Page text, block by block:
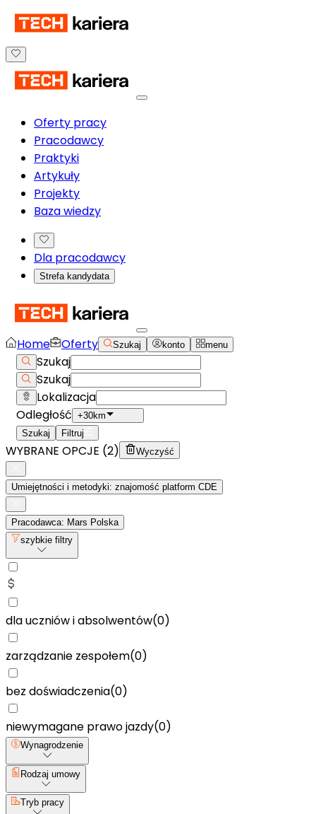
Oferty pracy
Pracodawcy
Praktyki
Artykuły
Projekty
Baza wiedzy
Dla pracodawcy
Strefa kandydata
Home Oferty Szukaj konto menu
Szukaj
Szukaj
Lokalizacja
Odległość +30km
Szukaj
Filtruj
WYBRANE OPCJE (2) Wyczyść
Umiejętności i metodyki: znajomość platform CDE
Pracodawca: Mars Polska
szybkie filtry
dla uczniów i absolwentów(0)
zarządzanie zespołem(0)
bez doświadczenia(0)
niewymagane prawo jazdy(0)
Wynagrodzenie
Rodzaj umowy
Tryb pracy